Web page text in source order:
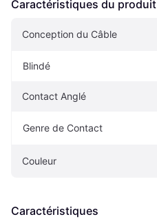
Caractéristiques du produit
Conception du Câble
Blindé
Contact Anglé
Genre de Contact
Couleur
Caractéristiques